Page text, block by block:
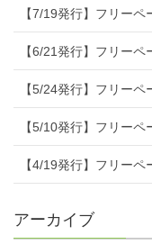
【7/19発行】フリーペ
【6/21発行】フリーペ
【5/24発行】フリーペ
【5/10発行】フリーペ
【4/19発行】フリーペ
アーカイブ